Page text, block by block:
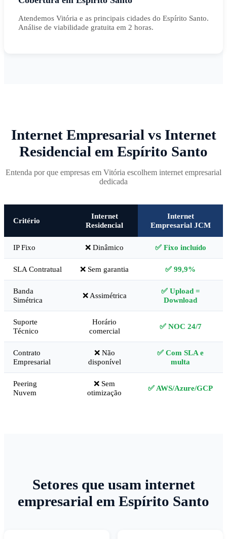
Atendemos Vitória e as principais cidades do Espírito Santo.
Análise de viabilidade gratuita em 2 horas.
Internet Empresarial vs Internet
Residencial em Espírito Santo
Entenda por que empresas em Vitória escolhem internet empresarial
dedicada
Critério
Internet
Residencial
Internet
Empresarial JCM
IP Fixo ❌ Dinâmico ✅ Fixo incluído
SLA Contratual ❌ Sem garantia ✅ 99,9%
Banda
Simétrica
❌ Assimétrica
✅ Upload =
Download
Suporte
Técnico
Horário
comercial
✅ NOC 24/7
Contrato
Empresarial
❌ Não
disponível
✅ Com SLA e
multa
Peering
Nuvem
❌ Sem
otimização
✅ AWS/Azure/GCP
Setores que usam internet
empresarial em Espírito Santo